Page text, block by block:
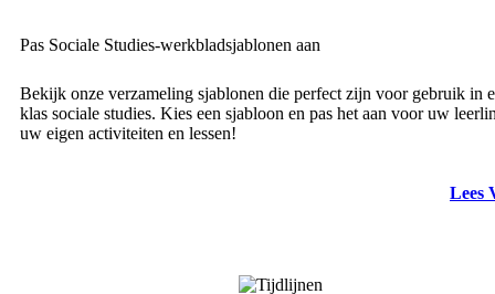
Pas Sociale Studies-werkbladsjablonen aan
Bekijk onze verzameling sjablonen die perfect zijn voor gebruik in
klas sociale studies. Kies een sjabloon en pas het aan voor uw
uw eigen activiteiten en lessen!
Lees